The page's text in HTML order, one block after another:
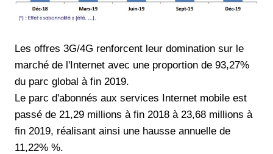
Les offres 3G/4G renforcent leur domination sur le
marché de l'Internet avec une proportion de 93,27%
du parc global à fin 2019.
Le parc d'abonnés aux services Internet mobile est
passé de 21,29 millions à fin 2018 à 23,68 millions à
fin 2019, réalisant ainsi une hausse annuelle de
11,22% %.